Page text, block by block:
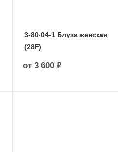
3-80-04-1 Блуза женcкая
(28F)
от 3 600 ₽